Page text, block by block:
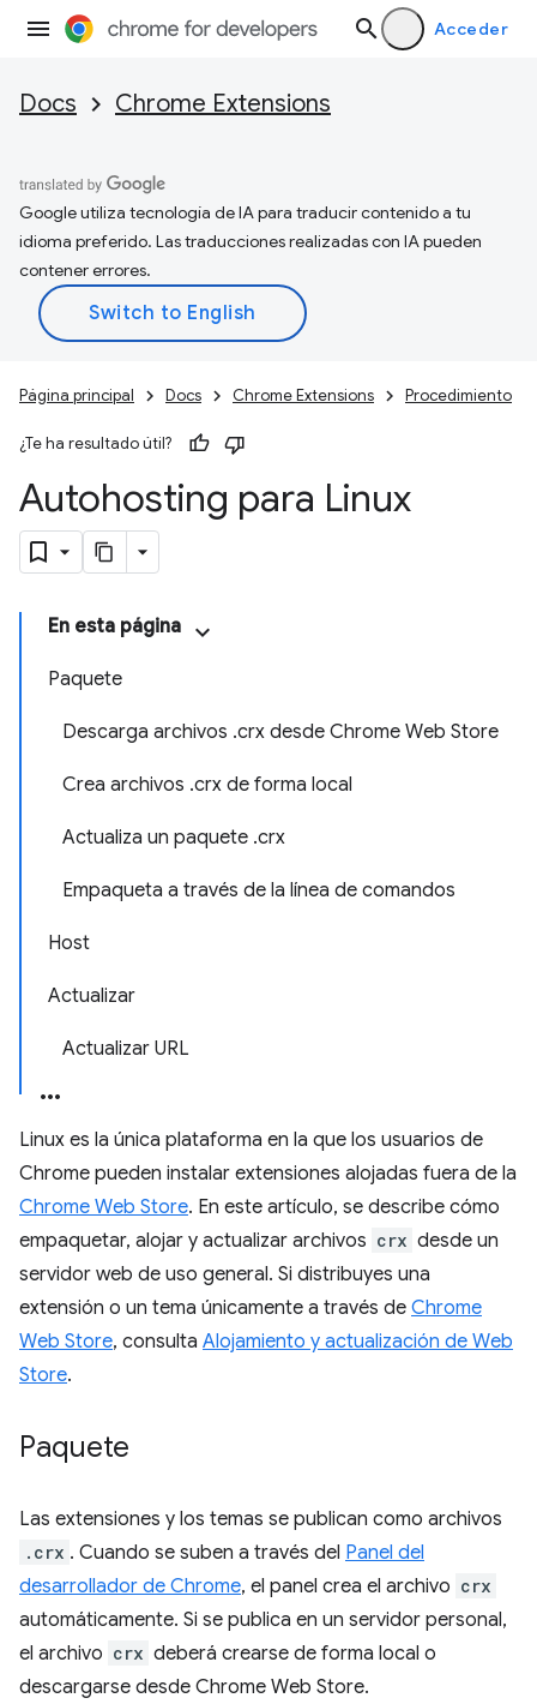
Acceder
Docs Chrome Extensions
Google utiliza tecnología de IA para traducir contenido a tu
idioma preferido. Las traducciones realizadas con IA pueden
contener errores.
Página principal Docs Chrome Extensions Procedimiento
¿Te ha resultado útil?
Autohosting para Linux
En esta página
Paquete
Descarga archivos .crx desde Chrome Web Store
Crea archivos .crx de forma local
Actualiza un paquete .crx
Empaqueta a través de la línea de comandos
Host
Actualizar
Actualizar URL
Linux es la única plataforma en la que los usuarios de
Chrome pueden instalar extensiones alojadas fuera de la
Chrome Web Store. En este artículo, se describe cómo
empaquetar, alojar y actualizar archivos crx desde un
servidor web de uso general. Si distribuyes una
extensión o un tema únicamente a través de Chrome
Web Store, consulta Alojamiento y actualización de Web
Store.
Paquete
Las extensiones y los temas se publican como archivos
.crx . Cuando se suben a través del Panel del
desarrollador de Chrome, el panel crea el archivo crx
automáticamente. Si se publica en un servidor personal,
el archivo crx deberá crearse de forma local o
descargarse desde Chrome Web Store.